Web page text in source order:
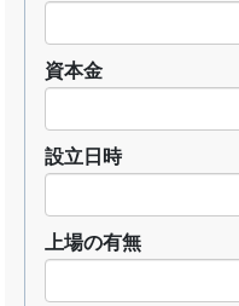
資本金
設立日時
上場の有無